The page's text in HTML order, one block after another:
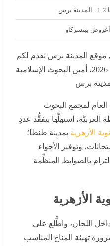
ببنسركاو
موقع المدينة برس نقدم لكم
اليوم امتحانات الثانوية الأزهرية 2026، أمين البحوث الإسلامية
برس
العام لمجمع البحوث
الغربيَّة، استهلَّها بتفقُّد عددٍ
الأزهرية بمدينة طنطا؛
وتوفير الأجواء
بالضوابط المنظِّمة
الأزهرية
اللجان، واطَّلع على
تهيئة المناخ المناسب